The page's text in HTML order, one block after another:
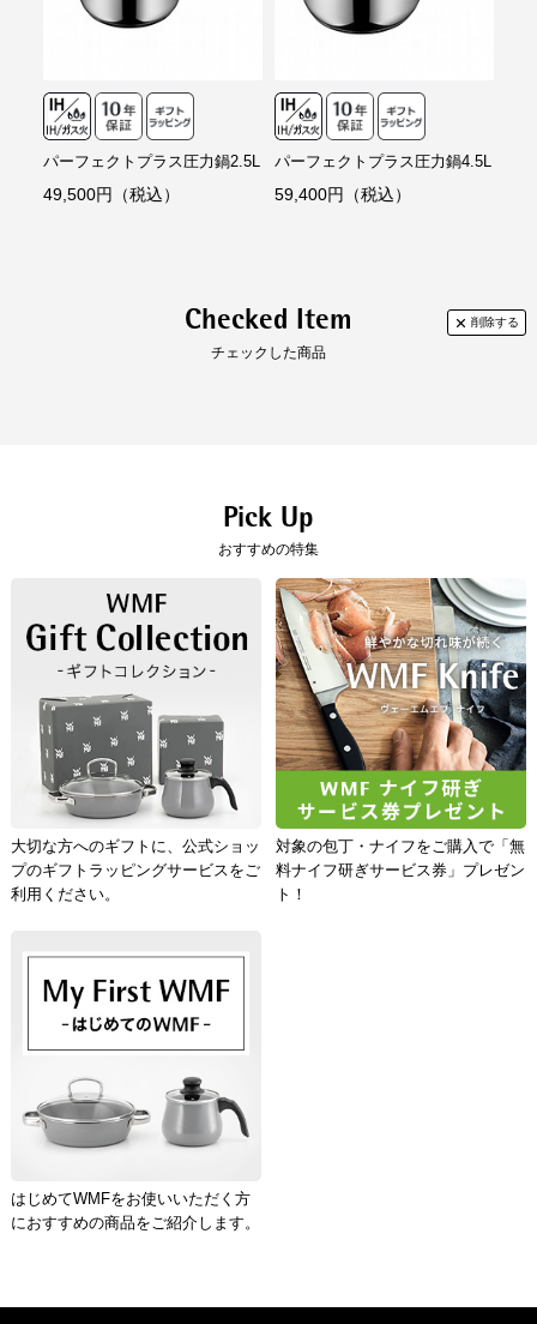
パーフェクトプラス圧力鍋2.5L
49,500円（税込）
パーフェクトプラス圧力鍋4.5L
59,400円（税込）
Checked Item
チェックした商品
Pick Up
おすすめの特集
大切な方へのギフトに、公式ショッ
プのギフトラッピングサービスをご
利用ください。
対象の包丁・ナイフをご購入で「無
料ナイフ研ぎサービス券」プレゼン
ト！
はじめてWMFをお使いいただく方
におすすめの商品をご紹介します。